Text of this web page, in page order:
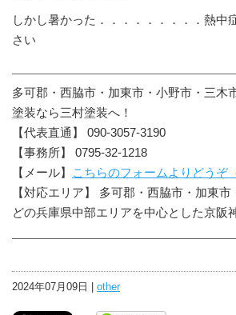
しかし暑かった．．．．．．．．．熱中
さい
多可郡・西脇市・加東市・小野市・三木
塗装なら三村塗装へ！
【代表直通】 090-3057-3190
【事務所】 0795-32-1218
【メール】
こちらのフォームよりどうぞ
【対応エリア】 多可郡・西脇市・加東
どの兵庫県中部エリアを中心とした京阪
2024年07月09日 | other